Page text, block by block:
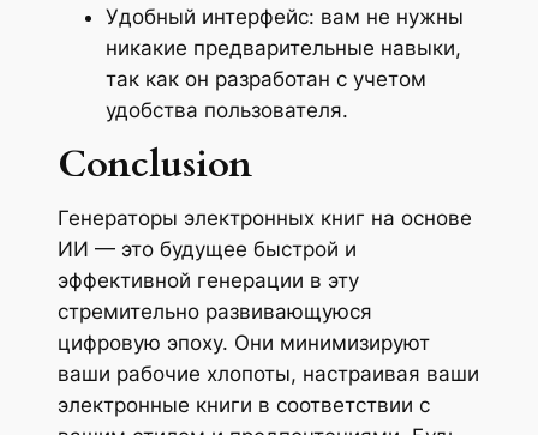
Удобный интерфейс: вам не нужны
никакие предварительные навыки,
так как он разработан с учетом
удобства пользователя.
Conclusion
Генераторы электронных книг на основе
ИИ — это будущее быстрой и
эффективной генерации в эту
стремительно развивающуюся
цифровую эпоху. Они минимизируют
ваши рабочие хлопоты, настраивая ваши
электронные книги в соответствии с